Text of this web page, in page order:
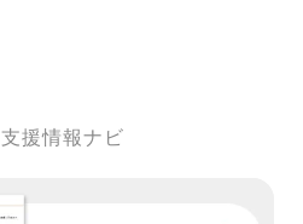
支援情報ナビ